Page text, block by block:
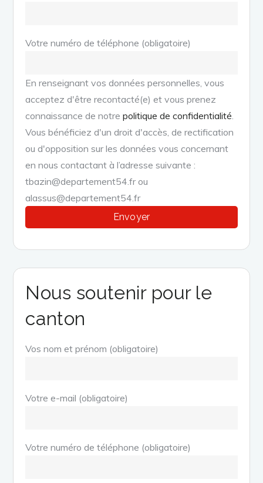
Votre numéro de téléphone (obligatoire)
En renseignant vos données personnelles, vous
acceptez d'être recontacté(e) et vous prenez
connaissance de notrepolitique de confidentialité
Vous bénéficiez d'un droit d'accès, de rectification
ou d'opposition sur les données vous concernant
en nous contactant à l’adresse suivante :
tbazin@departement54.fr ou
alassus@departement54.fr
Nous soutenir pour le
canton
Vos nom et prénom (obligatoire)
Votre e-mail (obligatoire)
Votre numéro de téléphone (obligatoire)